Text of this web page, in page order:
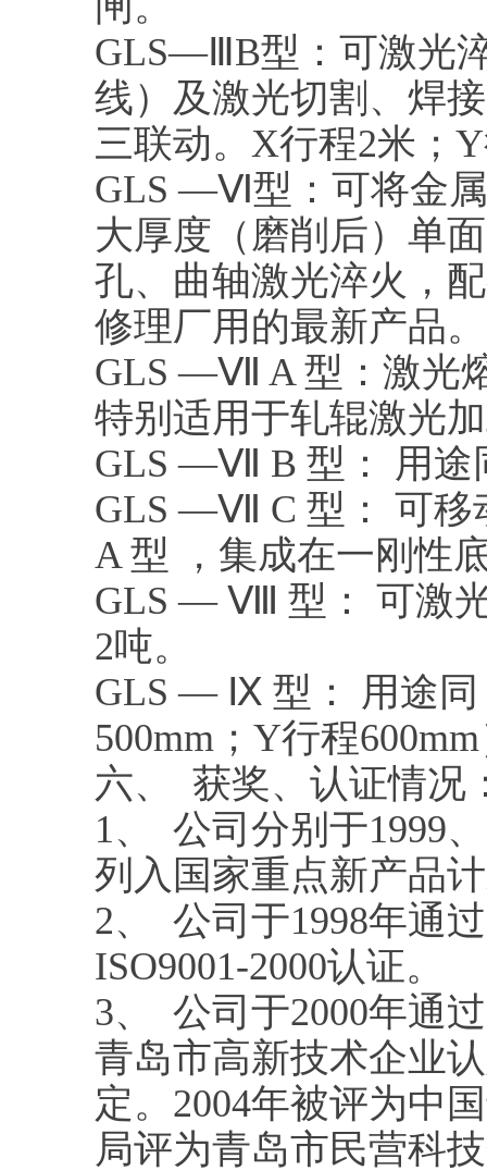
GLS—ⅢB型：可激光
线）及激光切割、焊
三联动。X行程2米；
GLS —Ⅵ型：可将金
大厚度（磨削后）单
孔、曲轴激光淬火，
修理厂用的最新产品。
GLS —Ⅶ A 型：激光
特别适用于轧辊激光
GLS —Ⅶ B 型： 用途
GLS —Ⅶ C 型： 可移
A 型 ，集成在一刚性
GLS — Ⅷ 型： 可激光
2吨。
GLS — Ⅸ 型： 用途
500mm；Y行程
六、 获奖、认证情况
1、 公司分别于1999
列入国家重点新产品
2、 公司于1998年通
ISO9001-2000认证。
3、 公司于2000年通
青岛市高新技术企业
定。2004年被评为中
局评为青岛市民营科